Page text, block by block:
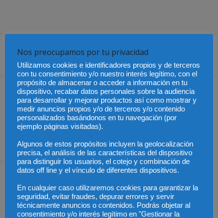
Artículo anterior
Una sentencia muy
positiva para empresas
innovadoras
Artículo siguiente
La Audiencia Provincial, a
favor de Camilo José Cela
Conde, en su disputa con
herencia del Nobel
Artículos relacionados Más del autor
Nos preocupamos por tu privacidad
Utilizamos cookies e identificadores propios y de terceros
con tu consentimiento y/o nuestro interés legítimo, con el
propósito de almacenar o acceder a información en tu
dispositivo, recabar datos personales sobre la audiencia
para desarrollar y mejorar productos así como mostrar y
medir anuncios propios y/o de terceros y/o contenido
personalizados basándonos en tu navegación (por
ejemplo páginas visitadas).
Algunos de estos propósitos incluyen la geolocalización
precisa, el análisis de las características del dispositivo
para distinguir los usuarios, el cotejo y combinación de
datos off line y el vínculo de diferentes dispositivos.
En cualquier caso utilizaremos cookies para garantizar la
seguridad, evitar fraudes, depurar errores y servir
técnicamente anuncios o contenidos. Podrás objetar al
consentimiento y/o interés legítimo en "Gestionar la